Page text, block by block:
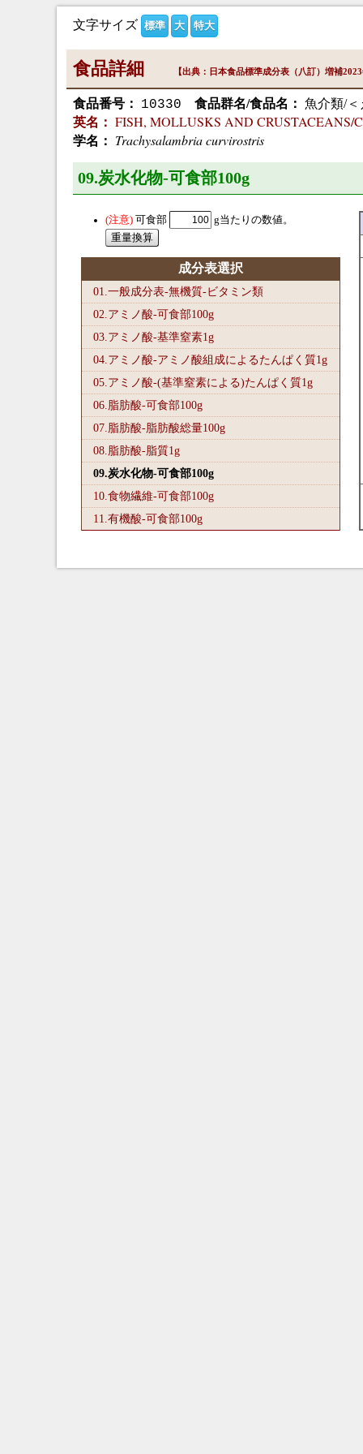
文字サイズ 標準 大 特大
食品詳細 【出典：日本食品標準成分表（八訂）増補
食品番号： 10330 食品群名/食品名： 魚介類/
英名： FISH, MOLLUSKS AND CRUSTACEANS/
学名： Trachysalambria curvirostris
09.炭水化物-可食部100g
可食部 g当たりの数値。
成分表選択
01.一般成分表-無機質-ビタミン類
02.アミノ酸-可食部100g
03.アミノ酸-基準窒素1g
04.アミノ酸-アミノ酸組成によるたんぱく質1g
05.アミノ酸-(基準窒素による)たんぱく質1g
06.脂肪酸-可食部100g
07.脂肪酸-脂肪酸総量100g
08.脂肪酸-脂質1g
09.炭水化物-可食部100g
10.食物繊維-可食部100g
11.有機酸-可食部100g